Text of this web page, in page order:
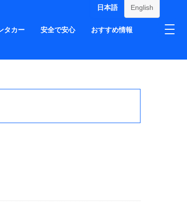
日本語 English
タカー 安全で安心 おすすめ情報